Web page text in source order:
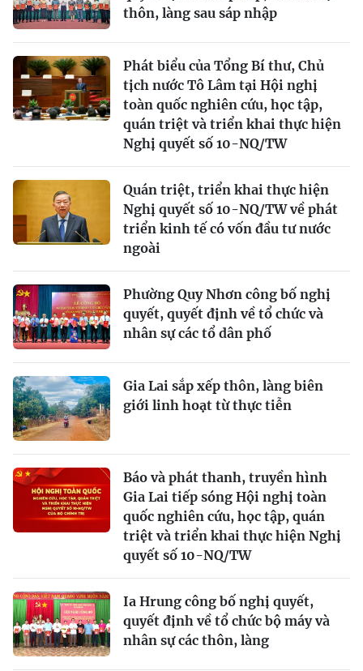
thôn, làng sau sáp nhập
Phát biểu của Tổng Bí thư, Chủ
tịch nước Tô Lâm tại Hội nghị
toàn quốc nghiên cứu, học tập,
quán triệt và triển khai thực hiện
Nghị quyết số 10-NQ/TW
Quán triệt, triển khai thực hiện
Nghị quyết số 10-NQ/TW về phát
triển kinh tế có vốn đầu tư nước
ngoài
Phường Quy Nhơn công bố nghị
quyết, quyết định về tổ chức và
nhân sự các tổ dân phố
Gia Lai sắp xếp thôn, làng biên
giới linh hoạt từ thực tiễn
Báo và phát thanh, truyền hình
Gia Lai tiếp sóng Hội nghị toàn
quốc nghiên cứu, học tập, quán
triệt và triển khai thực hiện Nghị
quyết số 10-NQ/TW
Ia Hrung công bố nghị quyết,
quyết định về tổ chức bộ máy và
nhân sự các thôn, làng